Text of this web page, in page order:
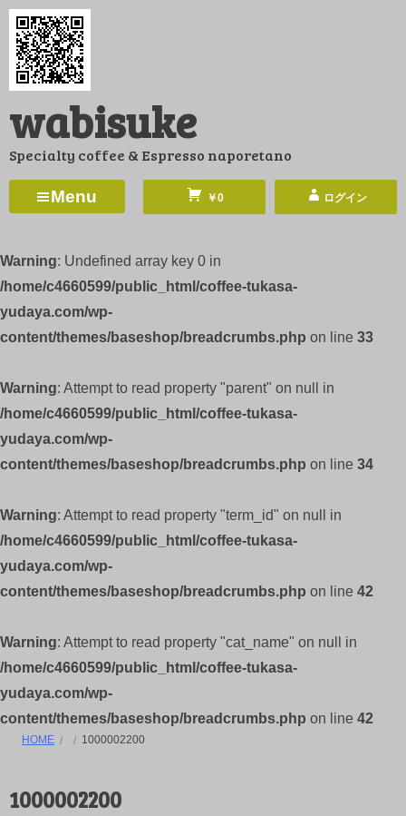
コ
ン
ツ
ス
ッ
wabisuke
Specialty coffee & Espresso naporetano
Menu ￥0 ログイン
Warning: Undefined array key 0 in
/home/c4660599/public_html/coffee-tukasa-
yudaya.com/wp-
content/themes/baseshop/breadcrumbs.php on line 33
Warning: Attempt to read property "parent" on null in
/home/c4660599/public_html/coffee-tukasa-
yudaya.com/wp-
content/themes/baseshop/breadcrumbs.php on line 34
Warning: Attempt to read property "term_id" on null in
/home/c4660599/public_html/coffee-tukasa-
yudaya.com/wp-
content/themes/baseshop/breadcrumbs.php on line 42
Warning: Attempt to read property "cat_name" on null in
/home/c4660599/public_html/coffee-tukasa-
yudaya.com/wp-
content/themes/baseshop/breadcrumbs.php on line 42
HOME 1000002200
1000002200